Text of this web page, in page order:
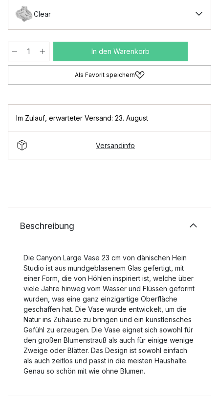
Clear
In den Warenkorb
Als Favorit speichern
Im Zulauf erwarteter Versand: 23. August
Versandinfo
Beschreibung
Die Canyon Large Vase 23 cm von dänischen Hein
Studio ist aus mundgeblasenem Glas gefertigt, mit
einer Form, die von Höhlen inspiriert ist, welche über
viele Jahre hinweg vom Wasser und Flüssen geformt
wurden, was eine ganz einzigartige Oberfläche
geschaffen hat. Die Vase wurde entwickelt, um die
Natur ins Zuhause zu bringen und ein künstlerisches
Gefühl zu erzeugen. Die Vase eignet sich sowohl für
den großen Blumenstrauß als auch für einige wenige
Zweige oder Blätter. Das Design ist sowohl einfach
als auch zeitlos und passt in die meisten Haushalte.
Genau so schön mit wie ohne Blumen.